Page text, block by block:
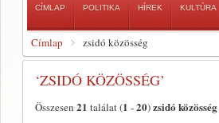
CÍMLAP POLITIKA HÍREK KULTÚRA
Címlap zsidó közösség
‘ZSIDÓ KÖZÖSSÉG’
Összesen 21 találat (1 -20)zsidó közösség